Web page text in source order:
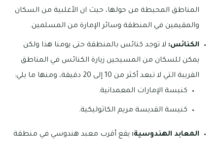
المناطق المحيطة من حولها، حيث ان الأغلبية من السكان
والمقيمين في المنطقة وسائر الإمارة من المسلمين.
الكنائس: لا توجد كنائس بالمنطقة حتى يومنا هذا ولكن
يمكن للسكان من المسيحين زيارة الكنائس في المناطق
القريبة التي لا تبعد أكثر من 10 إلى 20 دقيقة، ومنها ما يلي:
كنيسة الإمارات المعمدانية.
كنيسة القديسة مريم الكاثوليكية.
المعابد الهندوسية: يقع أقرب معبد هندوسي في منطقة